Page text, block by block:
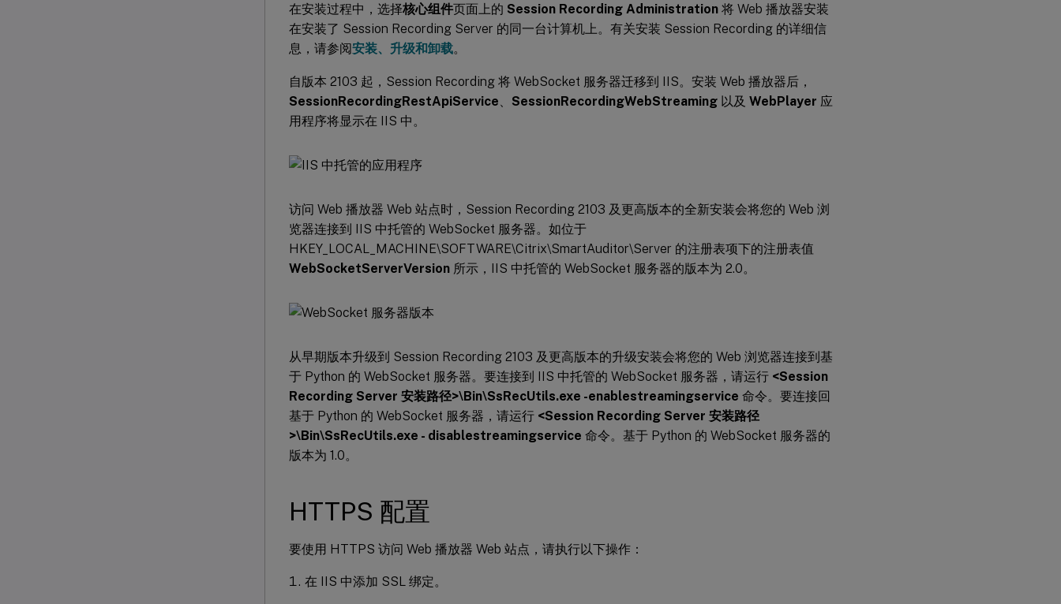
在安装过程中，选择核心组件页面上的 Session Recording Administration 将 Web 播放器安装
在安装了 Session Recording Server 的同一台计算机上。有关安装 Session Recording 的详细信
息，请参阅安装、升级和卸载。
自版本 2103 起，Session Recording 将 WebSocket 服务器迁移到 IIS。安装 Web 播放器后，
SessionRecordingRestApiService
SessionRecordingWebStreaming 以及 WebPlayer 应
用程序将显示在 IIS 中。
访问 Web 播放器 Web 站点时，Session Recording 2103 及更高版本的全新安装会将您的 Web 浏
览器连接到 IIS 中托管的 WebSocket 服务器。如位于
HKEY_LOCAL_MACHINE\SOFTWARE\Citrix\SmartAuditor\Server 的注册表项下的注册表值
WebSocketServerVersion 所示，IIS 中托管的 WebSocket 服务器的版本为 2.0。
从早期版本升级到 Session Recording 2103 及更高版本的升级安装会将您的 Web 浏览器连接到基
于 Python 的 WebSocket 服务器。要连接到 IIS 中托管的 WebSocket 服务器，请运行 <Session
Recording Server 安装路径>\Bin\SsRecUtils.exe -enablestreamingservice 命令。要连接回
基于 Python 的 WebSocket 服务器，请运行 <Session Recording Server 安装路径
>\Bin\SsRecUtils.exe - disablestreamingservice 命令。基于 Python 的 WebSocket 服务器的
版本为 1.0。
HTTPS 配置
要使用 HTTPS 访问 Web 播放器 Web 站点，请执行以下操作：
在 IIS 中添加 SSL 绑定。